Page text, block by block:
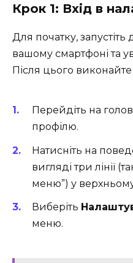
Крок 1: Вхід в
Для початку,
вашому смартфоні та
Після цього виконайте
Перейдіть на
профілю.
Натисніть на
вигляді три лінії
меню”) у
Виберіть
меню.